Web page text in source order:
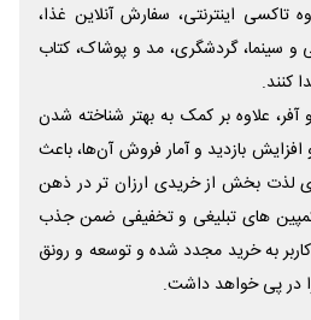
اینترنتی، سفارش آنلاین غذا،
و سینما، گردشگری، مد و پوشاک، کتاب
کنند.
آفر، علاوه بر کمک به بهتر شناخته شدن
بازدید و آمار فروش آن‌ها، باعث
لذت بخش از خریدی ارزان تر در ذهن
های تبلیغی و تخفیفی ضمن جذب
به خرید مجدد شده و توسعه و رونق
در پی خواهد داشت.